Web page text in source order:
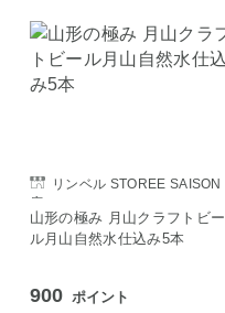
リンベル STOREE SAISON
店
山形の極み 月山クラフトビー
ル月山自然水仕込み5本
900 ポイント